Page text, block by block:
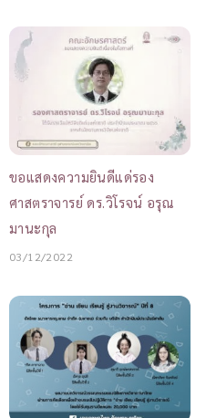
ขอแสดงความยินดีแด่รอง
ศาสตราจารย์ ดร.วิโรจน์ อรุณ
มานะกุล
03/12/2022